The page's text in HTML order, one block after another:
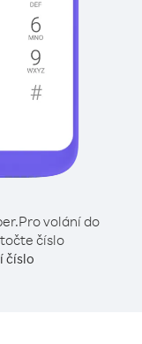
Pro volání do
číslo
číslo